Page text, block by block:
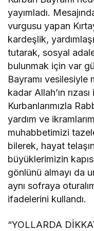
yayımladı.
vurgusu yapan
kardeşlik,
tutarak, sosyal
bulunmak için var
Bayramı vesilesiyle
kadar Allah’ın
Kurbanlarımızla
yardım ve
muhabbetimizi
bilerek, hayat
büyüklerimizin
gönlünü almayı da
aynı sofraya
ifadelerini kullandı.
“YOLLARDA